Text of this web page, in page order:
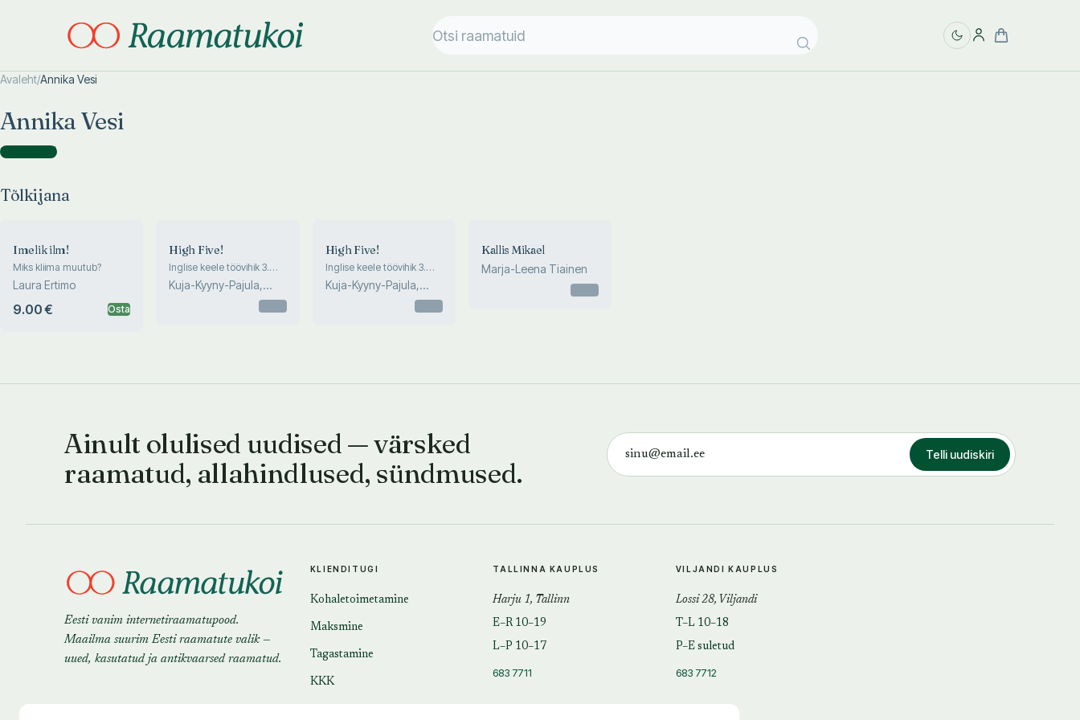
Avaleht/Annika Vesi
Annika Vesi
Tõlkijana )
Tõlkijana
Imelik ilm!
Miks kliima muutub?
Laura Ertimo
9.00 € Osta
High Five!
Inglise keele töövihik 3.
klassile
Kuja-Kyyny-Pajula,
Kalaja, Korpela, M...
High Five!
Inglise keele töövihik 3.
klassile
Kuja-Kyyny-Pajula,
Kalaja, Korpela, M...
Kallis Mikael
Marja-Leena Tiainen
Ainult olulised uudised — värsked
raamatud, allahindlused, sündmused.
Telli uudiskiri
Eesti vanim internetiraamatupood.
Maailma suurim Eesti raamatute valik —
uued, kasutatud ja antikvaarsed raamatud.
KLIENDITUGI
Kohaletoimetamine
Maksmine
Tagastamine
KKK
TALLINNA KAUPLUS
Harju 1, Tallinn
E–R 10–19
L–P 10–17
683 7711
VILJANDI KAUPLUS
Lossi 28, Viljandi
T–L 10–18
P–E suletud
683 7712